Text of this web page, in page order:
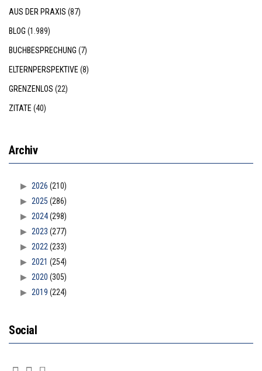
AUS DER PRAXIS (87)
BLOG (1.989)
BUCHBESPRECHUNG (7)
ELTERNPERSPEKTIVE(8)
GRENZENLOS (22)
ZITATE(40)
Archiv
2026 (210)
2025 (286)
2024(298)
2023 (277)
2022(233)
2021 (254)
2020 (305)
2019 (224)
Social